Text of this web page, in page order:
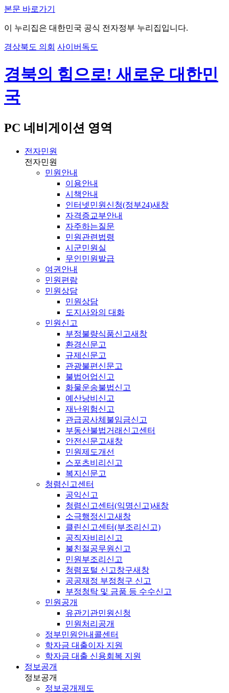
본문 바로가기
이 누리집은 대한민국 공식 전자정부 누리집입니다.
경상북도 의회 사이버독도
경북의 힘으로! 새로운 대한민
국
PC 네비게이션 영역
전자민원
전자민원
민원안내
이용안내
시책안내
인터넷민원신청(정부24)새창
자격증교부안내
자주하는질문
민원관련법령
시군민원실
무인민원발급
여권안내
민원편람
민원상담
민원상담
도지사와의 대화
민원신고
부정불량식품신고새창
환경신문고
규제신문고
관광불편신문고
불법어업신고
화물운송불법신고
예산낭비신고
재난위험신고
관급공사체불임금신고
부동산불법거래신고센터
안전신문고새창
민원제도개선
스포츠비리신고
복지신문고
청렴신고센터
공익신고
청렴신고센터(익명신고)새창
소극행정신고새창
클린신고센터(부조리신고)
공직자비리신고
불친절공무원신고
민원부조리신고
청렴포털 신고창구새창
공공재정 부정청구 신고
부정청탁 및 금품 등 수수신고
민원공개
유관기관민원신청
민원처리공개
정부민원안내콜센터
학자금 대출이자 지원
학자금 대출 신용회복 지원
정보공개
정보공개
정보공개제도